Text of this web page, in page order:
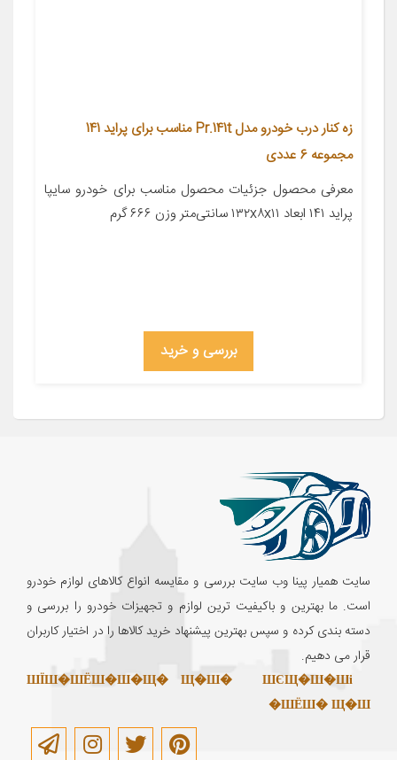
زه کنار درب خودرو مدل Pr.141t مناسب برای پراید 141
مجموعه 6 عددی
معرفی محصول جزئیات محصول مناسب برای خودرو سایپا
پراید ۱۴۱ ابعاد ۱۳۲x۸x۱۱ سانتی‌متر وزن ۶۶۶ گرم
بررسی و خرید
سایت همیار پینا وب سایت بررسی و مقایسه انواع کالاهای لوازم خودرو
است. ما بهترین و باکیفیت ترین لوازم و تجهیزات خودرو را بررسی و
دسته بندی کرده و سپس بهترین پیشنهاد خرید کالاها را در اختیار کاربران
قرار می دهیم.
ШЇШ�ШЁШ�Ш�Щ� Щ�Ш�
ШЄЩ�Ш�Ші
ШЁШ� Щ�Ш�